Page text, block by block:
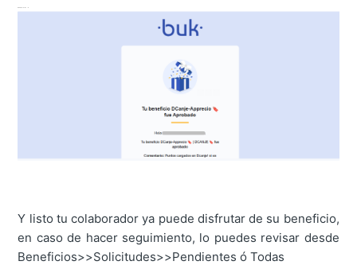
Y listo tu colaborador ya puede disfrutar de su beneficio,
en caso de hacer seguimiento, lo puedes revisar desde
Beneficios>>Solicitudes>>Pendientes ó Todas